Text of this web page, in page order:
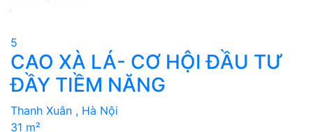
5
CAO XÀ LÁ- CƠ HỘI ĐẦU TƯ
ĐẦY TIỀM NĂNG
Thanh Xuân , Hà Nội
31 m²